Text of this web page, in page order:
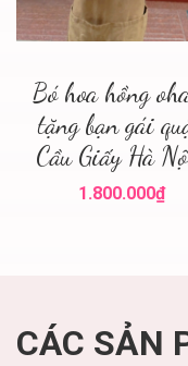
Bó hoa hồng
tặng bạn gái
Cầu Giấy Hà
điện hoa hà nội
1.800.000₫
CÁC SẢN